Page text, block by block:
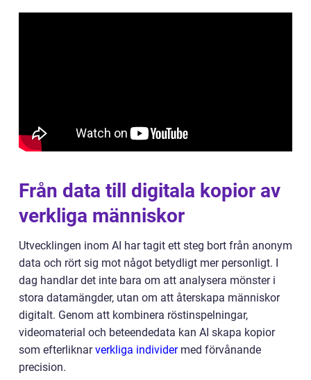
Från data till digitala kopior av
verkliga människor
Utvecklingen inom AI har tagit ett steg bort från anonym
data och rört sig mot något betydligt mer personligt. I
dag handlar det inte bara om att analysera mönster i
stora datamängder, utan om att återskapa människor
digitalt. Genom att kombinera röstinspelningar,
videomaterial och beteendedata kan AI skapa kopior
som efterliknarverkliga individermed förvånande
precision.